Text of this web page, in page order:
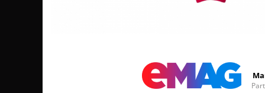
Facebook